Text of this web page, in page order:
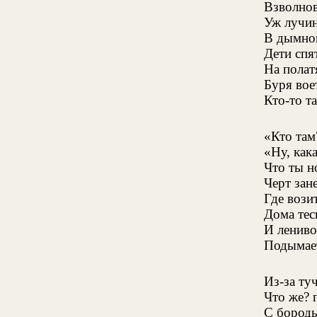
Уж
В
Дети
На
Буря
Кто-то
«Кто
«Ну,
Что ты
Черт
Где
Дома
И
Из-за
Что же?
С